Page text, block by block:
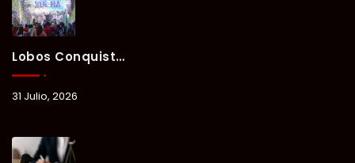
Lobos Conquista La Primera Competencia Del Verano Xul-Há 2026 En Una Noche Llena De Talento Y Energía.
31 Julio, 2026